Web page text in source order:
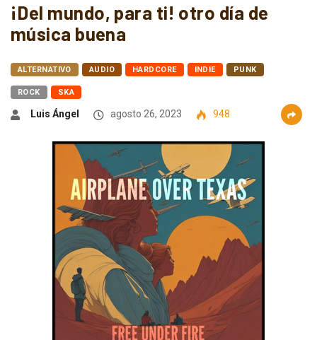
¡Del mundo, para ti! otro día de
música buena
ALTERNATIVO AUDIO HARDCORE INDIE PUNK
ROCK SKA
Luis Ángel agosto 26, 2023 948